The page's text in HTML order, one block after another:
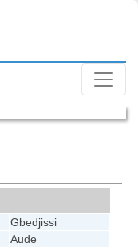
Gbedjissi
Aude